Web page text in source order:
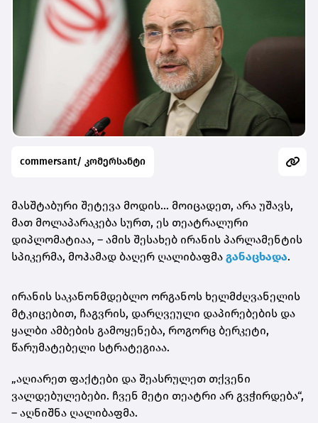
commersant/ კომერსანტი
მასშტაბური შეტევა მოდის… მოიცადეთ, არა უშავს,
მათ მოლაპარაკება სურთ, ეს თეატრალური
დიპლომატიაა, – ამის შესახებ ირანის პარლამენტის
სპიკერმა, მოჰამად ბაღერ ღალიბაფმა განაცხადა.
ირანის საკანონმდებლო ორგანოს ხელმძღვანელის
მტკიცებით, ჩაგვრის, დარღვეული დაპირებების და
ყალბი ამბების გამოყენება, როგორც ბერკეტი,
წარუმატებელი სტრატეგიაა.
„აღიარეთ ფაქტები და შეასრულეთ თქვენი
ვალდებულებები. ჩვენ მეტი თეატრი არ გვჭირდება“,
– აღნიშნა ღალიბაფმა.